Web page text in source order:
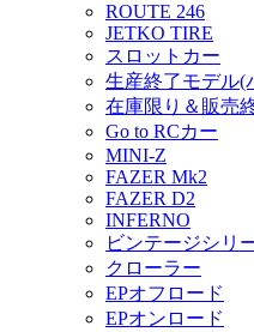
ROUTE 246
JETKO TIRE
スロットカー
生産終了モデル(
在庫限り＆販売
Go to RCカー
MINI-Z
FAZER Mk2
FAZER D2
INFERNO
ビンテージシリ
クローラー
EPオフロード
EPオンロード